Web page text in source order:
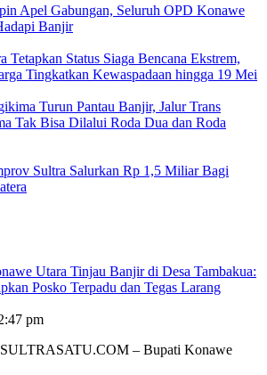
Apel Gabungan, Seluruh OPD Konawe
Banjir
Tetapkan Status Siaga Bencana Ekstrem,
Tingkatkan Kewaspadaan hingga 19 Mei
Turun Pantau Banjir, Jalur Trans
Tak Bisa Dilalui Roda Dua dan Roda
Sultra Salurkan Rp 1,5 Miliar Bagi
Utara Tinjau Banjir di Desa Tambakua:
Posko Terpadu dan Tegas Larang
pm
– Bupati Konawe